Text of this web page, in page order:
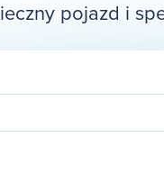
pojazd i